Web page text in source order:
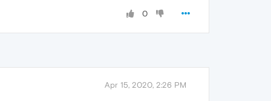
0
Apr 15, 2020, 2:26 PM